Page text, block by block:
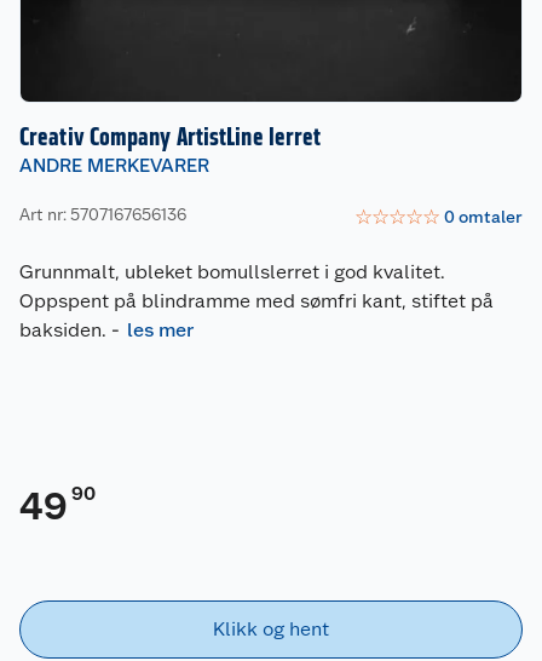
Creativ Company ArtistLine lerret
ANDRE MERKEVARER
Art nr: 5707167656136 ☆☆☆☆☆ 0omtaler
Grunnmalt, ubleket bomullslerret i god kvalitet.
Oppspent på blindramme med sømfri kant, stiftet på
baksiden. - les mer
49 90
Klikk og hent